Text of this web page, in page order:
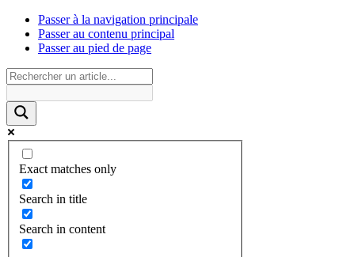
Passer à la navigation principale
Passer au contenu principal
Passer au pied de page
Exact matches only
Search in title
Search in content